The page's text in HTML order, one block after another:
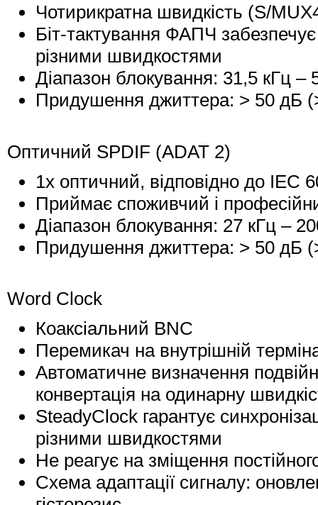
Чотирикратна швидкість (S/
Біт-тактування ФАПЧ забезпечує
різними швидкостями
Діапазон блокування: 31,5 кГц –
Придушення джиттера: > 50 дБ
Оптичний SPDIF (ADAT 2)
1x оптичний, відповідно до IEC
Приймає споживчий і
Діапазон блокування: 27 кГц –
Придушення джиттера: > 50 дБ
Word Clock
Коаксіальний BNC
Перемикач на внутрішній
Автоматичне визначення
конвертація на одинарну
SteadyClock гарантує
різними швидкостями
Не реагує на зміщення
Схема адаптації сигналу: